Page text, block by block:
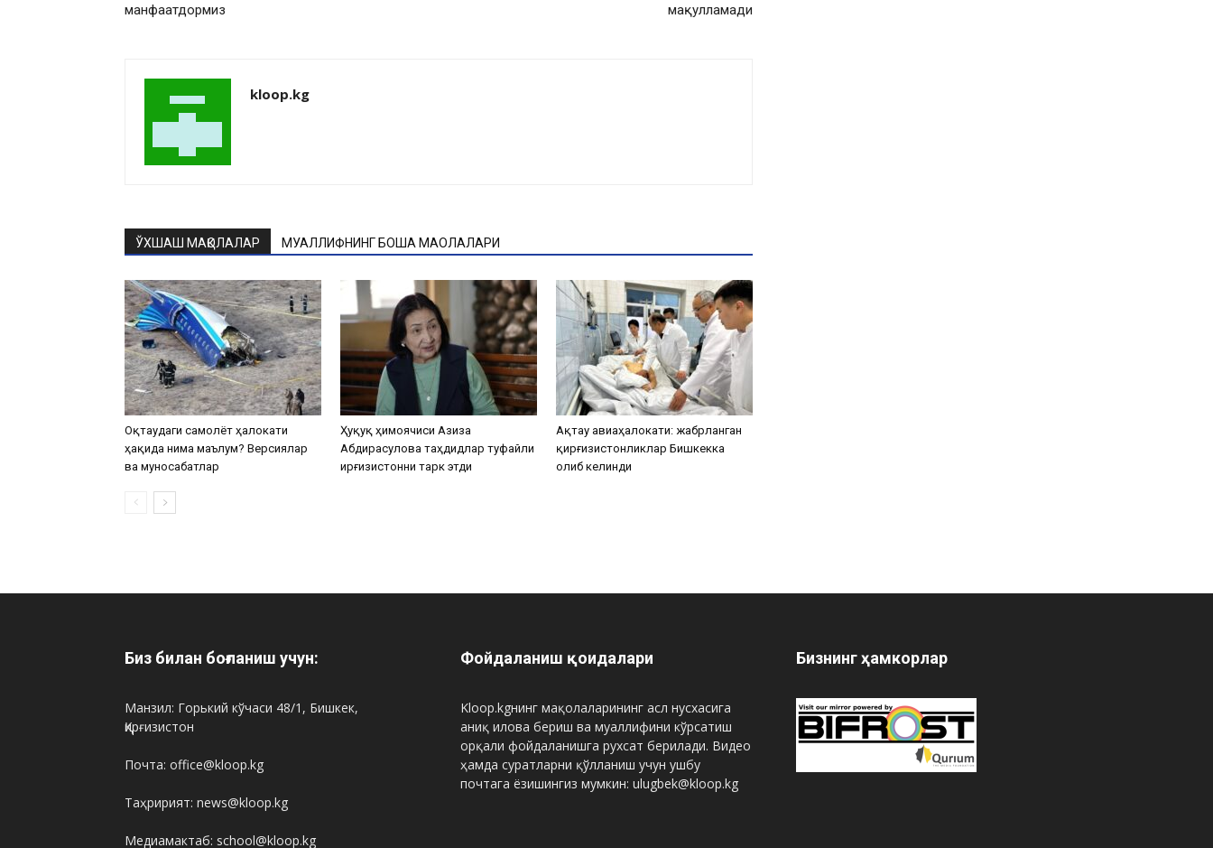
манфаатдормиз
мақулламади
kloop.kg
ЎХШАШ МАҚОЛАЛАР МУАЛЛИФНИНГ БОШҚА МАҚОЛАЛАРИ
Оқтаудаги самолёт ҳалокати
ҳақида нима маълум? Версиялар
ва муносабатлар
Ҳуқуқ ҳимоячиси Азиза
Абдирасулова таҳдидлар туфайли
Қирғизистонни тарк этди
Ақтау авиаҳалокати: жабрланган
қирғизистонликлар Бишкекка
олиб келинди
Биз билан боғланиш учун:
Манзил: Горький кўчаси 48/1, Бишкек,
Қирғизистон
Почта: office@kloop.kg
Таҳририят: news@kloop.kg
Медиамактаб: school@kloop.kg
Фойдаланиш қоидалари
Kloop.kgнинг мақолаларининг асл нусхасига
аниқ илова бериш ва муаллифини кўрсатиш
орқали фойдаланишга рухсат берилади. Видео
ҳамда суратларни қўлланиш учун ушбу
почтага ёзишингиз мумкин: ulugbek@kloop.kg
Бизнинг ҳамкорлар